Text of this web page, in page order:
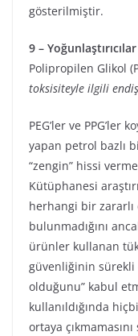
gösterilmiştir.
9 – Yoğunlaştırıcılar
Polipropilen Glikol
toksisiteyle ilgili
PEG’ler ve PPG’ler
yapan petrol bazlı
“zengin” hissi
Kütüphanesi
herhangi bir
bulunmadığını
ürünler kullanan
güvenliğinin
olduğunu” kabul
kullanıldığında
ortaya